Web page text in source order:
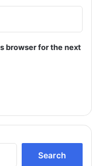
browser for the next